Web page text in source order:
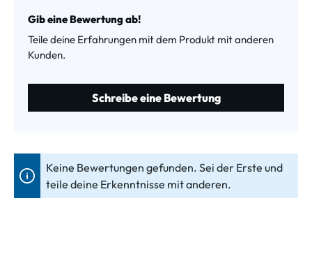
Gib eine Bewertung ab!
Teile deine Erfahrungen mit dem Produkt mit anderen
Kunden.
Schreibe eine Bewertung
Keine Bewertungen gefunden. Sei der Erste und
teile deine Erkenntnisse mit anderen.